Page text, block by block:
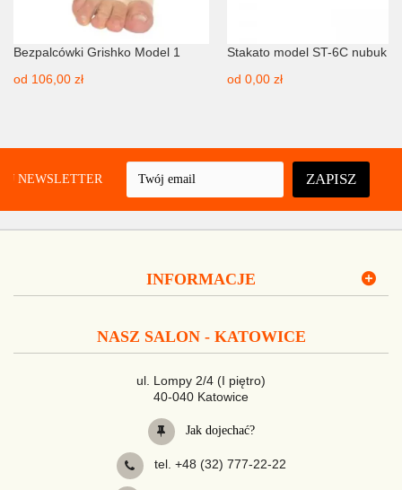
Bezpalcówki Grishko Model 1
od 106,00 zł
Stakato model ST-6C nubuk
od 0,00 zł
NEWSLETTER ZAPISZ
INFORMACJE
NASZ SALON - KATOWICE
ul. Lompy 2/4 (I piętro)
40-040 Katowice
Jak dojechać?
tel. +48 (32) 777-22-22